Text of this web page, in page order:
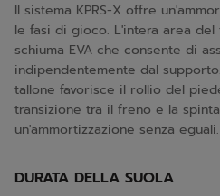
Il sistema KPRS-X offre
le fasi di gioco. L'intera area
schiuma EVA che consente di
indipendentemente dal
tallone favorisce il rollio del
transizione tra il freno e la
un'ammortizzazione senza eguali.
DURATA DELLA SUOLA